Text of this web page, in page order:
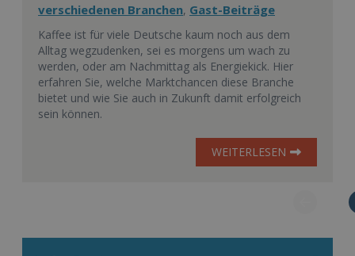
verschiedenen Branchen, Gast-Beiträge
Kaffee ist für viele Deutsche kaum noch aus dem
Alltag wegzudenken, sei es morgens um wach zu
werden, oder am Nachmittag als Energiekick. Hier
erfahren Sie, welche Marktchancen diese Branche
bietet und wie Sie auch in Zukunft damit erfolgreich
sein können.
WEITERLESEN